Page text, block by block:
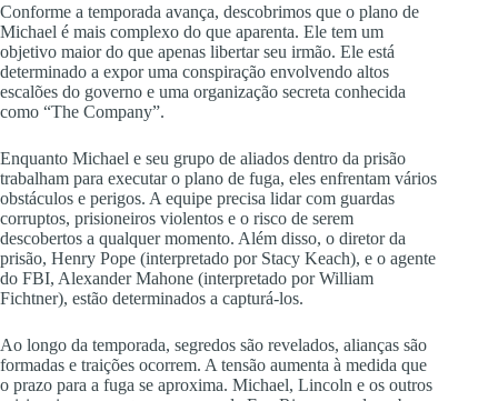
Conforme a temporada avança, descobrimos que o plano de
Michael é mais complexo do que aparenta. Ele tem um
objetivo maior do que apenas libertar seu irmão. Ele está
determinado a expor uma conspiração envolvendo altos
escalões do governo e uma organização secreta conhecida
como “The Company”.
Enquanto Michael e seu grupo de aliados dentro da prisão
trabalham para executar o plano de fuga, eles enfrentam vários
obstáculos e perigos. A equipe precisa lidar com guardas
corruptos, prisioneiros violentos e o risco de serem
descobertos a qualquer momento. Além disso, o diretor da
prisão, Henry Pope (interpretado por Stacy Keach), e o agente
do FBI, Alexander Mahone (interpretado por William
Fichtner), estão determinados a capturá-los.
Ao longo da temporada, segredos são revelados, alianças são
formadas e traições ocorrem. A tensão aumenta à medida que
o prazo para a fuga se aproxima. Michael, Lincoln e os outros